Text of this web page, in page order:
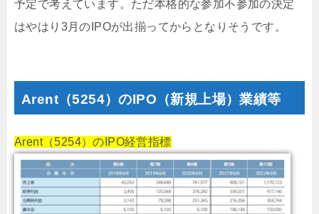
予定で考えています。ただ本格的な参加不参加の決定
はやはり3月のIPOが出揃ってからとなりそうです。
Arent（5254）のIPO（新規上場）業績等
Arent（5254）のIPO経営指標